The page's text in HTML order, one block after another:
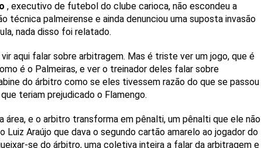
, executivo de futebol do clube carioca, não escondeu a
técnica palmeirense e ainda denunciou uma suposta invasão
nada disso foi relatado.
aqui falar sobre arbitragem. Mas é triste ver um jogo, que é
é o Palmeiras, e ver o treinador deles falar sobre
do árbitro como se eles tivessem razão do que se passou
teriam prejudicado o Flamengo.
área, e o arbitro transforma em pênalti, um pênalti que ele não
Luiz Araújo que dava o segundo cartão amarelo ao jogador do
se do árbitro, uma coletiva inteira a falar da arbitragem e